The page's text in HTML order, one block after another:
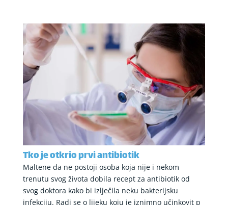
Tko je otkrio prvi antibiotik
Maltene da ne postoji osoba koja nije i nekom
trenutu svog života dobila recept za antibiotik od
svog doktora kako bi izlječila neku bakterijsku
infekciju. Radi se o lijeku koju je iznimno učinkovit p